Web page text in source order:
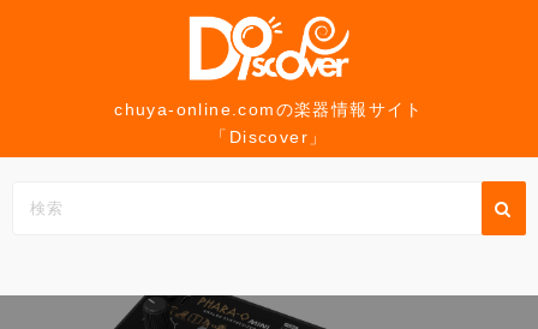
プ
chuya-online.comの楽器情報サイト
「Discover」